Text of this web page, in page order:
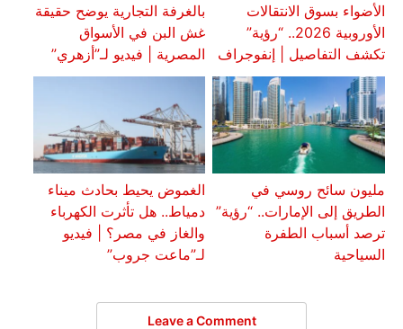
الأضواء بسوق الانتقالات
الأوروبية 2026.. “رؤية”
تكشف التفاصيل | إنفوجراف
بالغرفة التجارية يوضح حقيقة
غش البن في الأسواق
المصرية | فيديو لـ”أزهري”
مليون سائح روسي في
الطريق إلى الإمارات.. “رؤية”
ترصد أسباب الطفرة
السياحية
الغموض يحيط بحادث ميناء
دمياط.. هل تأثرت الكهرباء
والغاز في مصر؟ | فيديو
لـ”ماعت جروب”
Leave a Comment